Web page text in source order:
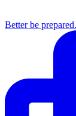
Better be